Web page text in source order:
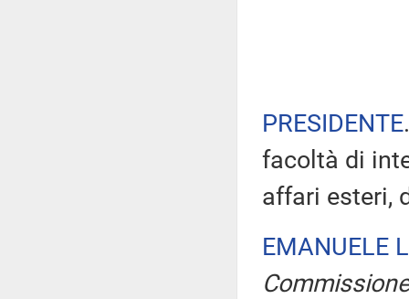
PRESIDENTE
facoltà di
affari esteri,
EMANUELE